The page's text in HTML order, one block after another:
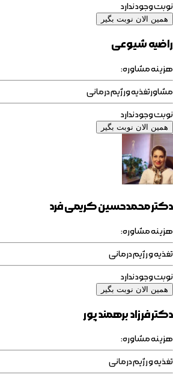
نوبت وجود ندارد
همین الان نوبت بگیر
راضیه شیوعی
هزینه مشاوره:
مشاورتغذیه ورژیم درمانی
نوبت وجود ندارد
همین الان نوبت بگیر
دکتر محمدحسین کریمی فرد
هزینه مشاوره:
تغذیه و رژیم درمانی
نوبت وجود ندارد
همین الان نوبت بگیر
دکتر فرزاد برهمند پور
هزینه مشاوره:
تغذیه و رژیم درمانی